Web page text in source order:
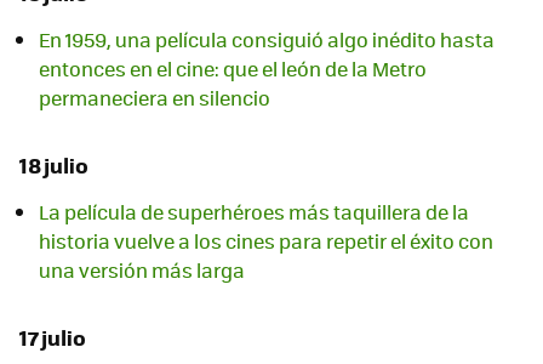
En 1959, una película consiguió algo inédito hasta
entonces en el cine: que el león de la Metro
permaneciera en silencio
18 julio
La película de superhéroes más taquillera de la
historia vuelve a los cines para repetir el éxito con
una versión más larga
17 julio